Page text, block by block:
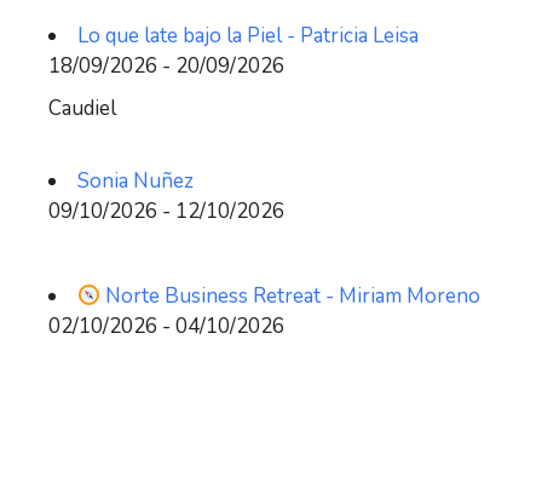
Lo que late bajo la Piel - Patricia Leisa
18/09/2026 - 20/09/2026
Caudiel
Sonia Nuñez
09/10/2026 - 12/10/2026
Norte Business Retreat - Miriam Moreno
02/10/2026 - 04/10/2026